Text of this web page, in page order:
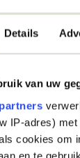
Details
van uw
IP-adres) met
cookies om
en te
toevallig
(een
op de plant
dol op. Als
Luizen